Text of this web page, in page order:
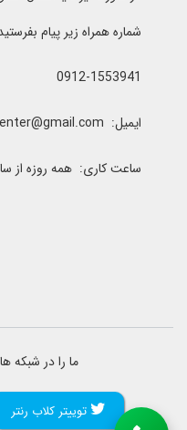
شماره همراه زیر پیام
0912-1553941
ایمیل: clubrenter@gmail.com
ساعت کاری: همه روزه از ساعت 9:00
ما را در شبکه
توییتر کلاب رنتر